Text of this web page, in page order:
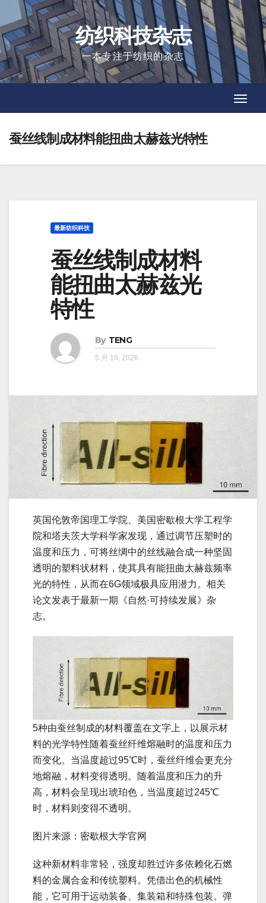
to
content
纺织科技杂志
一本专注于纺织的杂志
蚕丝线制成材料能扭曲太赫兹光特性
最新纺织科技
蚕丝线制成材料
能扭曲太赫兹光
特性
By TENG
5 月 19, 2026
英国伦敦帝国理工学院、美国密歇根大学工程学
院和塔夫茨大学科学家发现，通过调节压塑时的
温度和压力，可将丝绸中的丝线融合成一种坚固
透明的塑料状材料，使其具有能扭曲太赫兹频率
光的特性，从而在6G领域极具应用潜力。相关
论文发表于最新一期《自然·可持续发展》杂
志。
5种由蚕丝制成的材料覆盖在文字上，以展示材
料的光学特性随着蚕丝纤维熔融时的温度和压力
而变化。当温度超过95℃时，蚕丝纤维会更充分
地熔融，材料变得透明。随着温度和压力的升
高，材料会呈现出琥珀色，当温度超过245℃
时，材料则变得不透明。
图片来源：密歇根大学官网
这种新材料非常轻，强度却胜过许多依赖化石燃
料的金属合金和传统塑料。凭借出色的机械性
能，它可用于运动装备、集装箱和特殊包装。弹